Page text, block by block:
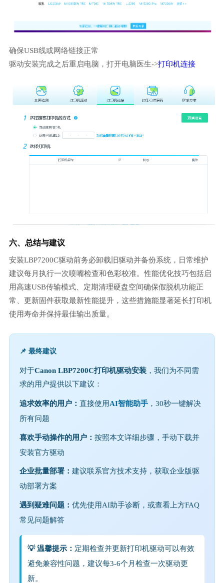
确保USB线或网络链接正常
驱动安装完成之后重启电脑，打开电脑医生->打印机连接
六、总结与建议
安装LBP7200C驱动前务必卸载旧驱动并备份系统，日常维护
建议每月执行一次喷嘴检查和色彩校准。性能优化技巧包括启
用高速USB传输模式、定期清理硬盘空间确保假脱机功能正
常、更新固件获取最新性能提升，这些措施能显著延长打印机
使用寿命并保持最佳输出质量。
📌 最终建议
对于Canon LBP7200C打印机驱动安装，我们为不同需
求的用户提供以下建议：
追求效率的用户： 直接使用AI智能助手，30秒一键解决
所有问题
喜欢手动操作的用户： 按照本文详细步骤，手动下载并
安装官方驱动
企业批量部署： 建议联系官方技术支持，获取企业版驱
动部署方案
遇到疑难问题： 优先使用AI助手诊断，或查看上方FAQ
常见问题解答
💡 温馨提示： 定期检查并更新打印机驱动可以有效
避免兼容性问题，建议每3-6个月检查一次驱动更
新。